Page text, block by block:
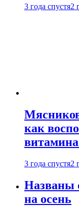
3 года спустя2
как
3 года спустя2
Названы
на осень